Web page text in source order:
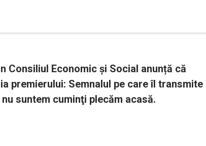
Consiliul Economic și Social anunță că
premierului: Semnalul pe care îl transmite
suntem cuminţi plecăm acasă.